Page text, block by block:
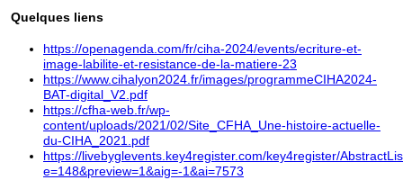
Quelques liens
https://openagenda.com/fr/ciha-2024/events/ecriture-et-
image-labilite-et-resistance-de-la-matiere-23
https://www.cihalyon2024.fr/images/programmeCIHA2024-
BAT-digital_V2.pdf
https://cfha-web.fr/wp-
content/uploads/2021/02/Site_CFHA_Une-histoire-actuelle-
du-CIHA_2021.pdf
https://livebyglevents.key4register.com/key4register/
e=148&preview=1&aig=-1&ai=7573